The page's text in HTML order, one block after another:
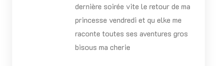
dernière soirée vite le retour de ma
princesse vendredi et qu elke me
raconte toutes ses aventures gros
bisous ma cherie